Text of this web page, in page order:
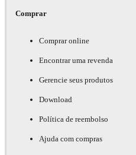
Comprar
Comprar online
Encontrar uma revenda
Gerencie seus produtos
Download
Política de reembolso
Ajuda com compras